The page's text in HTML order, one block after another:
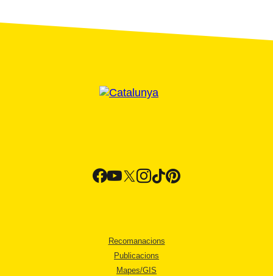
Recomanacions
Publicacions
Mapes/GIS